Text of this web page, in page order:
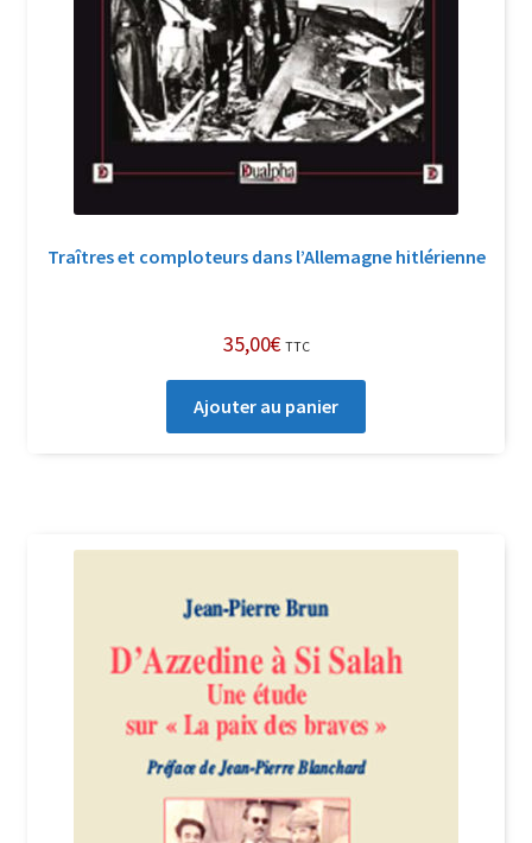
Traîtres et comploteurs dans l’Allemagne hitlérienne
35,00€ TTC
Ajouter au panier